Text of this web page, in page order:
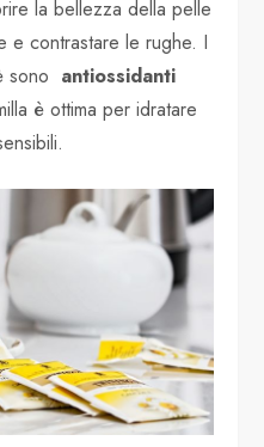
la bellezza della pelle
e contrastare le rughe. I
sono antiossidanti
è ottima per idratare